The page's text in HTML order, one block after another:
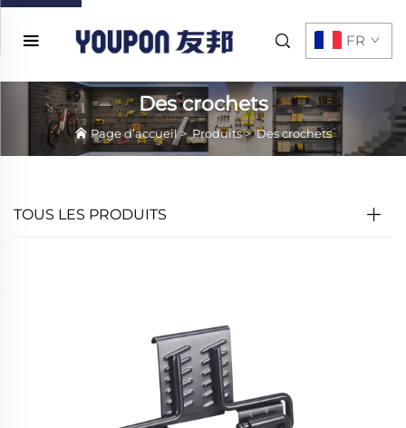
FR
Des crochets
Page d’accueil>Produits>Des crochets
TOUS LES PRODUITS